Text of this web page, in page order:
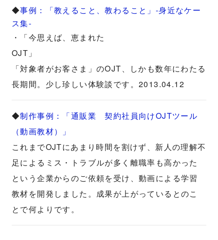
◆事例：「教えること、教わること」-身近なケー
ス集-
・「今思えば、恵まれた
OJT」
「対象者がお客さま」のOJT、しかも数年にわたる
長期間。少し珍しい体験談です。2013.04.12
◆制作事例：「通販業 契約社員向けOJTツール
（動画教材）」
これまでOJTにあまり時間を割けず、新人の理解不
足によるミス・トラブルが多く離職率も高かった
という企業からのご依頼を受け、動画による学習
教材を開発しました。成果が上がっているとのこ
とで何よりです。